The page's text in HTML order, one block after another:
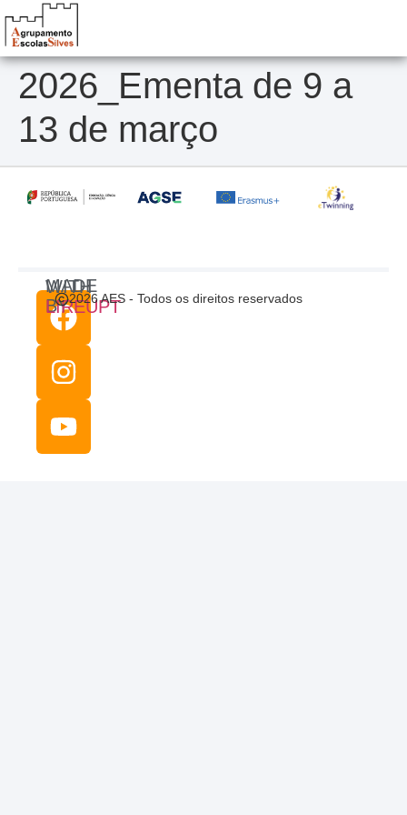
2026_Ementa de 9 a
13 de março
MADE WITH
BY
LIREUPT
2026 AES - Todos os direitos reservados